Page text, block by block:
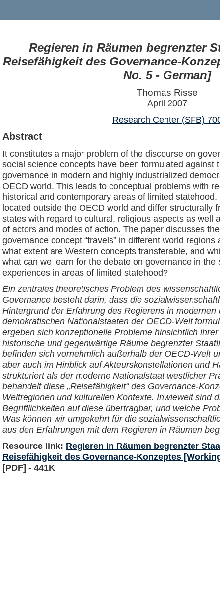
Regieren in Räumen begrenzter
Reisefähigkeit des Governance-
No. 5 - German]
Thomas Risse
April 2007
Research Center (SFB)
Abstract
It constitutes a major problem of the discourse on
social science concepts have been formulated against
governance in modern and highly industrialized
OECD world. This leads to conceptual problems with
historical and contemporary areas of limited
located outside the OECD world and differ structurally
states with regard to cultural, religious aspects as well
of actors and modes of action. The paper discusses
governance concept “travels” in different world regions
what extent are Western concepts transferable, and
what can we learn for the debate on governance in the
experiences in areas of limited statehood?
Ein zentrales theoretisches Problem des
Governance besteht darin, dass die
Hintergrund der Erfahrung des Regierens in modernen
demokratischen Nationalstaaten der OECD-Welt
ergeben sich konzeptionelle Probleme hinsichtlich
historische und gegenwärtige Räume begrenzter
befinden sich vornehmlich außerhalb der OECD-Welt
aber auch im Hinblick auf Akteurskonstellationen und
strukturiert als der moderne Nationalstaat westlicher
behandelt diese „Reisefähigkeit“ des Governance-
Weltregionen und kulturellen Kontexte. Inwieweit sind
Begrifflichkeiten auf diese übertragbar, und welche
Was können wir umgekehrt für die
aus den Erfahrungen mit dem Regieren in Räumen
Resource link: Regieren in Räumen begrenzter
Reisefähigkeit des Governance-Konzeptes
[PDF] - 441K